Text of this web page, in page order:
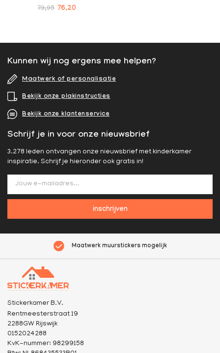
79,95 76,20
Kunnen wij nog ergens mee helpen?
Maatwerk of personalisatie
Bekijk onze plakinstructies
Bekijk onze klantenservice
Schrijf je in voor onze nieuwsbrief
3.278 leden ontvangen onze nieuwsbrief met kinderkamer
inspiratie. Schrijf je hieronder ook gratis in!
inschrijven
Maatwerk muurstickers mogelijk
Stickerkamer B.V.
Rentmeesterstraat 19
2288GW Rijswijk
0152024288
KvK-nummer: 98299158